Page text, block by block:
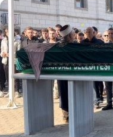
Bursa'da,
teknikeri
hekimi
verildi.